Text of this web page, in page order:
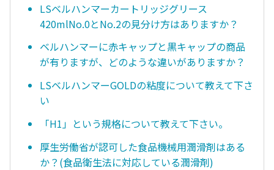
LSベルハンマーカートリッジグリース
420mlNo.0とNo.2の見分け方はありますか？
ベルハンマーに赤キャップと黒キャップの商品
が有りますが、どのような違いがありますか？
LSベルハンマーGOLDの粘度について教えて下さ
い
「H1」という規格について教えて下さい。
厚生労働省が認可した食品機械用潤滑剤はある
か？(食品衛生法に対応している潤滑剤)